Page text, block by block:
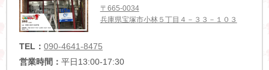
〒665-0034
兵庫県宝塚市小林５丁目４－３３－１０３
TEL： 090-4641-8475
営業時間： 平日13:00-17:30